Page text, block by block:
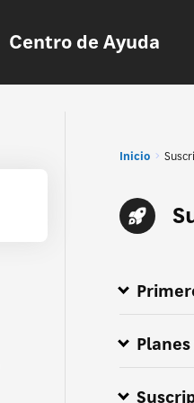
Centro de Ayuda
Inicio
¿Cómo me
Cómo
Todo sobre
¿Dónde
HBO Max
HBO Max